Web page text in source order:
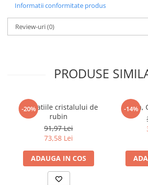
Informatii conformitate produs
Review-uri(0)
PRODUSE
-20%
Revelatiile cristalului de
rubin
91,97 Lei
73,58 Lei
ADAUGA IN COS
-14%
Iliada,